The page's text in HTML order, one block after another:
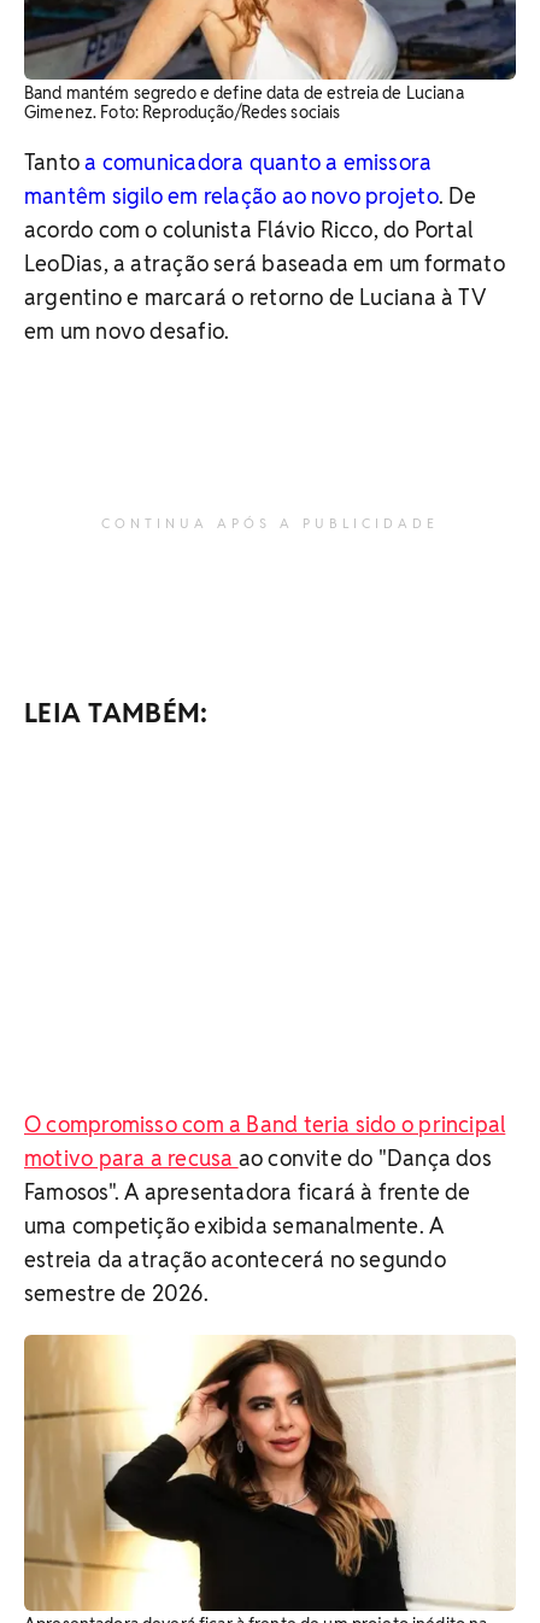
Band mantém segredo e define data de estreia de Luciana
Gimenez. Foto: Reprodução/Redes sociais
Tantoa comunicadora quanto a emissora
mantêm sigilo em relação ao novo projeto. De
acordo com o colunista Flávio Ricco, do Portal
LeoDias, a atração será baseada em um formato
argentino e marcará o retorno de Luciana à TV
em um novo desafio.
CONTINUA APÓS A PUBLICIDADE
LEIA TAMBÉM:
O compromisso com a Band teria sido o principal
motivo para a recusa ao convite do "Dança dos
Famosos". A apresentadora ficará à frente de
uma competição exibida semanalmente. A
estreia da atração acontecerá no segundo
semestre de 2026.